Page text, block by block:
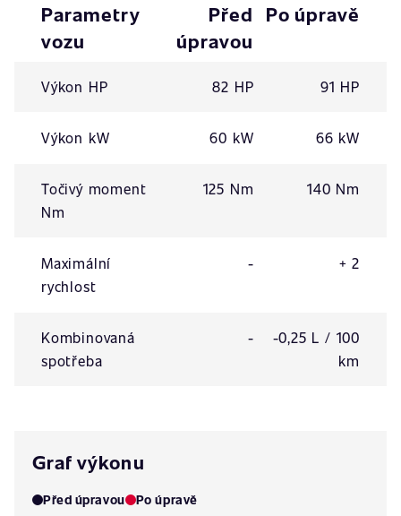
Parametry
vozu
Před
úpravou
Po úpravě
Výkon HP 82 HP 91 HP
Výkon kW 60 kW 66 kW
Točivý moment
Nm
125 Nm 140 Nm
Maximální
rychlost
- + 2
Kombinovaná
spotřeba
-
-0,25 L / 100
km
Graf výkonu
Před úpravou Po úpravě